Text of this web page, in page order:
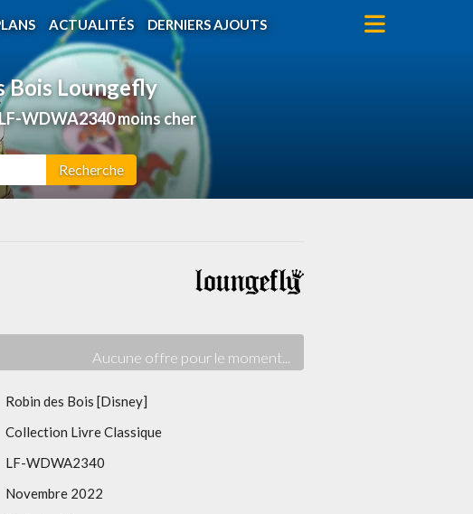
ACTUALITÉS DERNIERS AJOUTS
Bois Loungefly
WDWA2340 moins cher
Recherche
Robin des Bois [Disney]
Collection Livre Classique
LF-WDWA2340
Novembre 2022